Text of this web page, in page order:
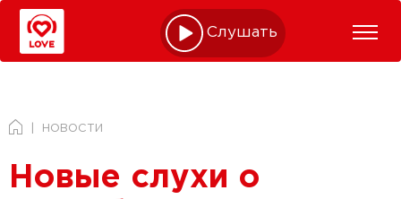
Слушать online
НОВОСТИ
Новые слухи о